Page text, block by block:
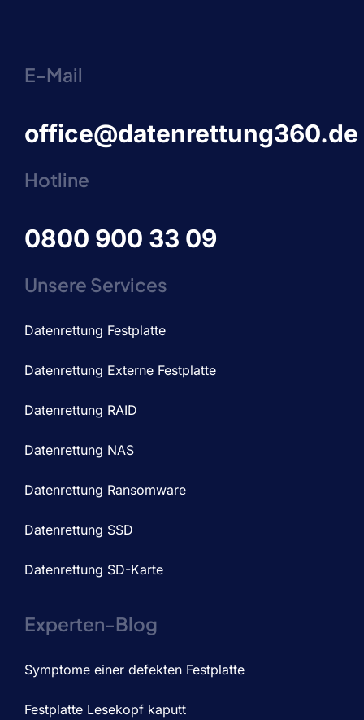
E-Mail
office@datenrettung360.de
Hotline
0800 900 33 09
Unsere Services
Datenrettung Festplatte
Datenrettung Externe Festplatte
Datenrettung RAID
Datenrettung NAS
Datenrettung Ransomware
Datenrettung SSD
Datenrettung SD-Karte
Experten-Blog
Symptome einer defekten Festplatte
Festplatte Lesekopf kaputt